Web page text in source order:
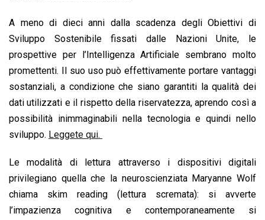
A meno di dieci anni dalla scadenza degli Obiettivi di
Sviluppo Sostenibile fissati dalle Nazioni Unite, le
prospettive per l’Intelligenza Artificiale sembrano molto
promettenti. Il suo uso può effettivamente portare vantaggi
sostanziali, a condizione che siano garantiti la qualità dei
dati utilizzati e il rispetto della riservatezza, aprendo così a
possibilità inimmaginabili nella tecnologia e quindi nello
sviluppo. Leggete qui.
Le modalità di lettura attraverso i dispositivi digitali
privilegiano quella che la neuroscienziata Maryanne Wolf
chiama skim reading (lettura scremata): si avverte
l’impazienza cognitiva e contemporaneamente si